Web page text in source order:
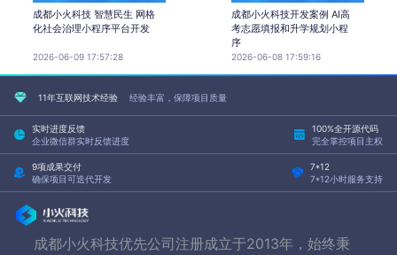
成都小火科技 智慧民生 网格
化社会治理小程序平台开发
2026-06-09 17:57:28
成都小火科技开发案例 AI高
考志愿填报和升学规划小程
序
2026-06-08 17:59:16
11年互联网技术经验 经验丰富，保障项目质量
实时进度反馈
企业微信群实时反馈进度
100%全开源代码
完全掌控项目主权
9项成果交付
确保项目可迭代开发
7*12
7*12小时服务支持
成都小火科技优先公司注册成立于2013年，始终秉